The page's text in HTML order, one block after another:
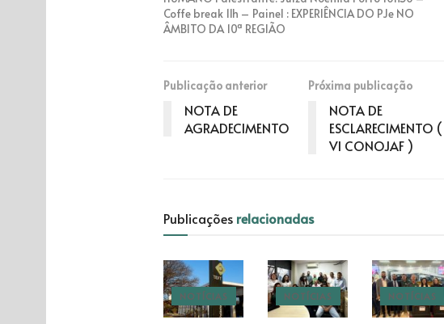
Coffe break 11h – Painel : EXPERIÊNCIA DO PJe NO
ÂMBITO DA 10ª REGIÃO
Publicação anterior
NOTA DE
AGRADECIMENTO
Próxima publicação
NOTA DE
ESCLARECIMENTO (
VI CONOJAF )
Publicações relacionadas
NOTÍCIAS NOTÍCIAS NOTÍCIAS